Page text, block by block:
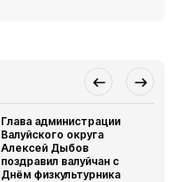
Глава администрации
Валуйского округа
Алексей Дыбов
поздравил валуйчан с
Днём физкультурника